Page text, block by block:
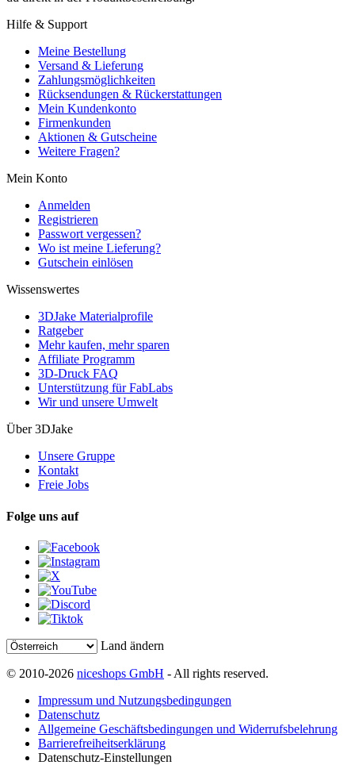
Hilfe & Support
Meine Bestellung
Versand & Lieferung
Zahlungsmöglichkeiten
Rücksendungen & Rückerstattungen
Mein Kundenkonto
Firmenkunden
Aktionen & Gutscheine
Weitere Fragen?
Mein Konto
Anmelden
Registrieren
Passwort vergessen?
Wo ist meine Lieferung?
Gutschein einlösen
Wissenswertes
3DJake Materialprofile
Ratgeber
Mehr kaufen, mehr sparen
Affiliate Programm
3D-Druck FAQ
Unterstützung für FabLabs
Wir und unsere Umwelt
Über 3DJake
Unsere Gruppe
Kontakt
Freie Jobs
Folge uns auf
Land ändern
© 2010-2026 niceshops GmbH - All rights reserved.
Impressum und Nutzungsbedingungen
Datenschutz
Allgemeine Geschäftsbedingungen und Widerrufsbelehrung
Barrierefreiheitserklärung
Datenschutz-Einstellungen